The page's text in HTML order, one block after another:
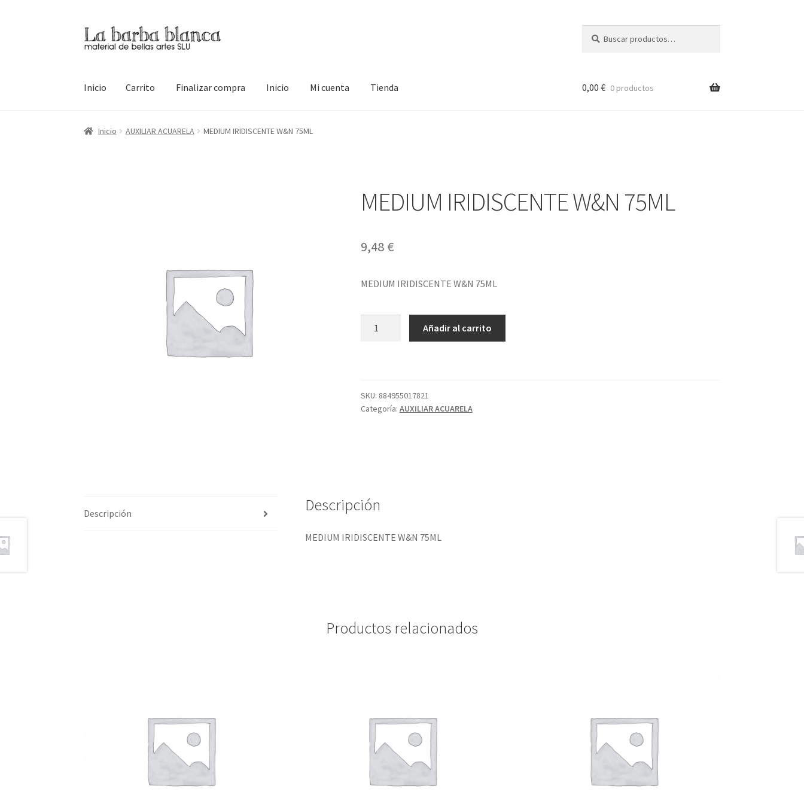
Ir
a
Ir
al
por:
Inicio Carrito Finalizar compra Inicio Mi cuenta Tienda
Inicio CarritoFinalizar compra Inicio Mi cuenta Tienda
0,00 € 0 productos
Inicio AUXILIAR ACUARELA MEDIUM IRIDISCENTE W&N 75ML
MEDIUM IRIDISCENTE W&N 75ML
9,48 €
MEDIUM IRIDISCENTE W&N 75ML
Añadir al carrito
SKU: 884955017821
Categoría: AUXILIAR ACUARELA
Descripción Descripción
MEDIUM IRIDISCENTE W&N 75ML
Productos relacionados